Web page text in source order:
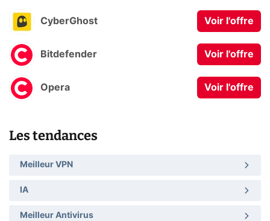
CyberGhost Voir l'offre
Bitdefender Voir l'offre
Opera Voir l'offre
Les tendances
Meilleur VPN
IA
Meilleur Antivirus